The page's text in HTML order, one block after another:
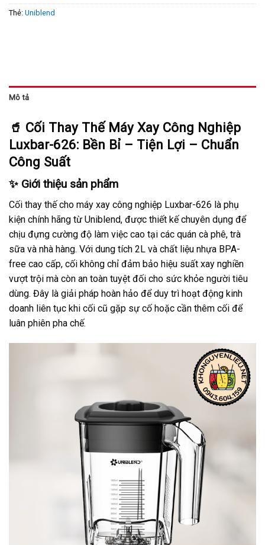
Thẻ: Uniblend
Mô tả
🥤 Cối Thay Thế Máy Xay Công Nghiệp
Luxbar-626: Bền Bỉ – Tiện Lợi – Chuẩn
Công Suất
✨ Giới thiệu sản phẩm
Cối thay thế cho máy xay công nghiệp Luxbar-626 là phụ
kiện chính hãng từ Uniblend, được thiết kế chuyên dụng để
chịu đựng cường độ làm việc cao tại các quán cà phê, trà
sữa và nhà hàng. Với dung tích 2L và chất liệu nhựa BPA-
free cao cấp, cối không chỉ đảm bảo hiệu suất xay nghiền
vượt trội mà còn an toàn tuyệt đối cho sức khỏe người tiêu
dùng. Đây là giải pháp hoàn hảo để duy trì hoạt động kinh
doanh liên tục khi cối cũ gặp sự cố hoặc cần thêm cối để
luân phiên pha chế.